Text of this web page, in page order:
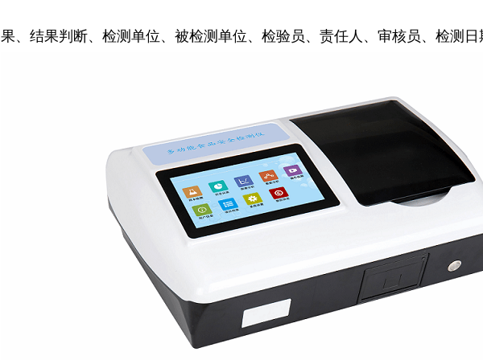
果、结果判断、检测单位、被检测单位、检验员、责任人、审核员、检测日